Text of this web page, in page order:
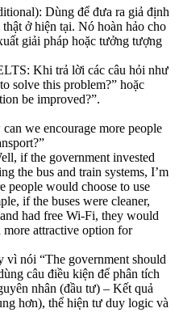
Dùng để đưa ra giả định
ở hiện tại. Nó hoàn hảo cho
giải pháp hoặc tưởng tượng
Khi trả lời các câu hỏi như
solve this problem?” hoặc
be improved?”.
we encourage more people
if the government invested
the bus and train systems, I’m
people would choose to use
if the buses were cleaner,
had free Wi-Fi, they would
more attractive option for
vì nói “The government should
câu điều kiện để phân tích
nhân (đầu tư) – Kết quả
hơn), thể hiện tư duy logic và